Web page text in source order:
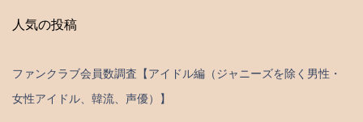
人気の投稿
ファンクラブ会員数調査【アイドル編（ジャニーズを除く男性・
女性アイドル、韓流、声優）】